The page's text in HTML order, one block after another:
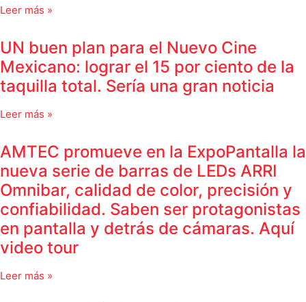
Leer más »
UN buen plan para el Nuevo Cine
Mexicano: lograr el 15 por ciento de la
taquilla total. Sería una gran noticia
Leer más »
AMTEC promueve en la ExpoPantalla la
nueva serie de barras de LEDs ARRI
Omnibar, calidad de color, precisión y
confiabilidad. Saben ser protagonistas
en pantalla y detrás de cámaras. Aquí
video tour
Leer más »